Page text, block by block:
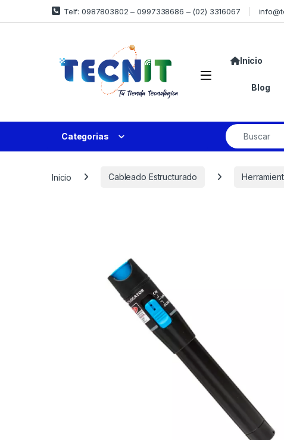
Telf: 0987803802 – 0997338686 – (02) 3316067
Inicio
Blog
Categorias
Inicio Cableado Estructurado